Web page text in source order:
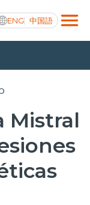
ENG 中国語
Mistral